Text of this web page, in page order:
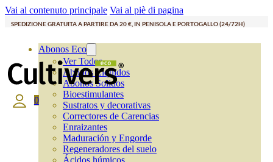
Vai al contenuto principale Vai al piè di pagina
SPEDIZIONE GRATUITA A PARTIRE DA 20 €, IN PENISOLA E PORTOGALLO (24/72H)
Abonos Eco
Ver Todos
Abonos Líquidos
Abonos Solidos
Bioestimulantes
Sustratos y decorativas
Correctores de Carencias
Enraizantes
Maduración y Engorde
Regeneradores del suelo
Ácidos húmicos
0